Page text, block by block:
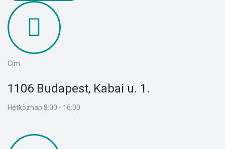
Cím
1106 Budapest, Kabai u. 1.
Hétköznap 8:00 - 16:00